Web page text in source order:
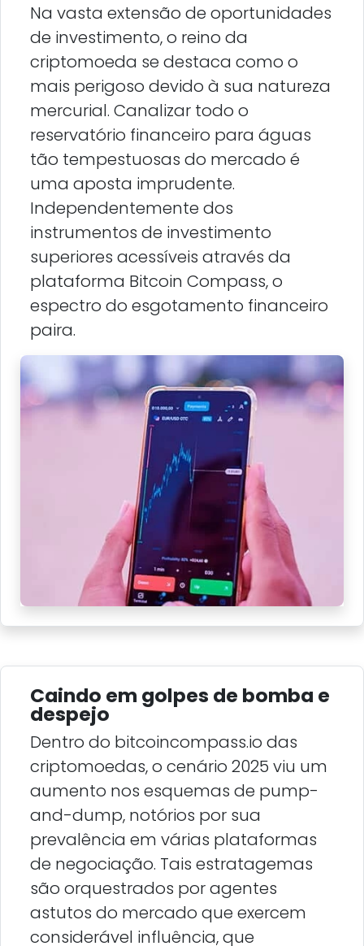
Na vasta extensão de oportunidades
de investimento, o reino da
criptomoeda se destaca como o
mais perigoso devido à sua natureza
mercurial. Canalizar todo o
reservatório financeiro para águas
tão tempestuosas do mercado é
uma aposta imprudente.
Independentemente dos
instrumentos de investimento
superiores acessíveis através da
plataforma Bitcoin Compass, o
espectro do esgotamento financeiro
paira.
Caindo em golpes de bomba e
despejo
Dentro do bitcoincompass.io das
criptomoedas, o cenário 2025 viu um
aumento nos esquemas de pump-
and-dump, notórios por sua
prevalência em várias plataformas
de negociação. Tais estratagemas
são orquestrados por agentes
astutos do mercado que exercem
considerável influência, que